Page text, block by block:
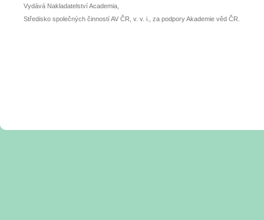
Vydává Nakladatelství Academia,
Středisko společných činností AV ČR, v. v. i., za podpory Akademie věd ČR.